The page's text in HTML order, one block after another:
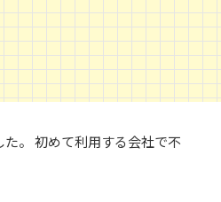
。 初めて利用する会社で不